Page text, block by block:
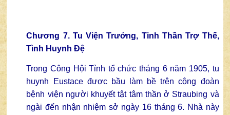
Chương 7. Tu Viện Trưởng, Tinh Thần Trợ Thế,
Tình Huynh Đệ
Trong Công Hội Tỉnh tổ chức tháng 6 năm 1905, tu
huynh Eustace được bầu làm bề trên cộng đoàn
bệnh viện người khuyết tật tâm thần ở Straubing và
ngài đến nhận nhiệm sở ngày 16 tháng 6. Nhà này